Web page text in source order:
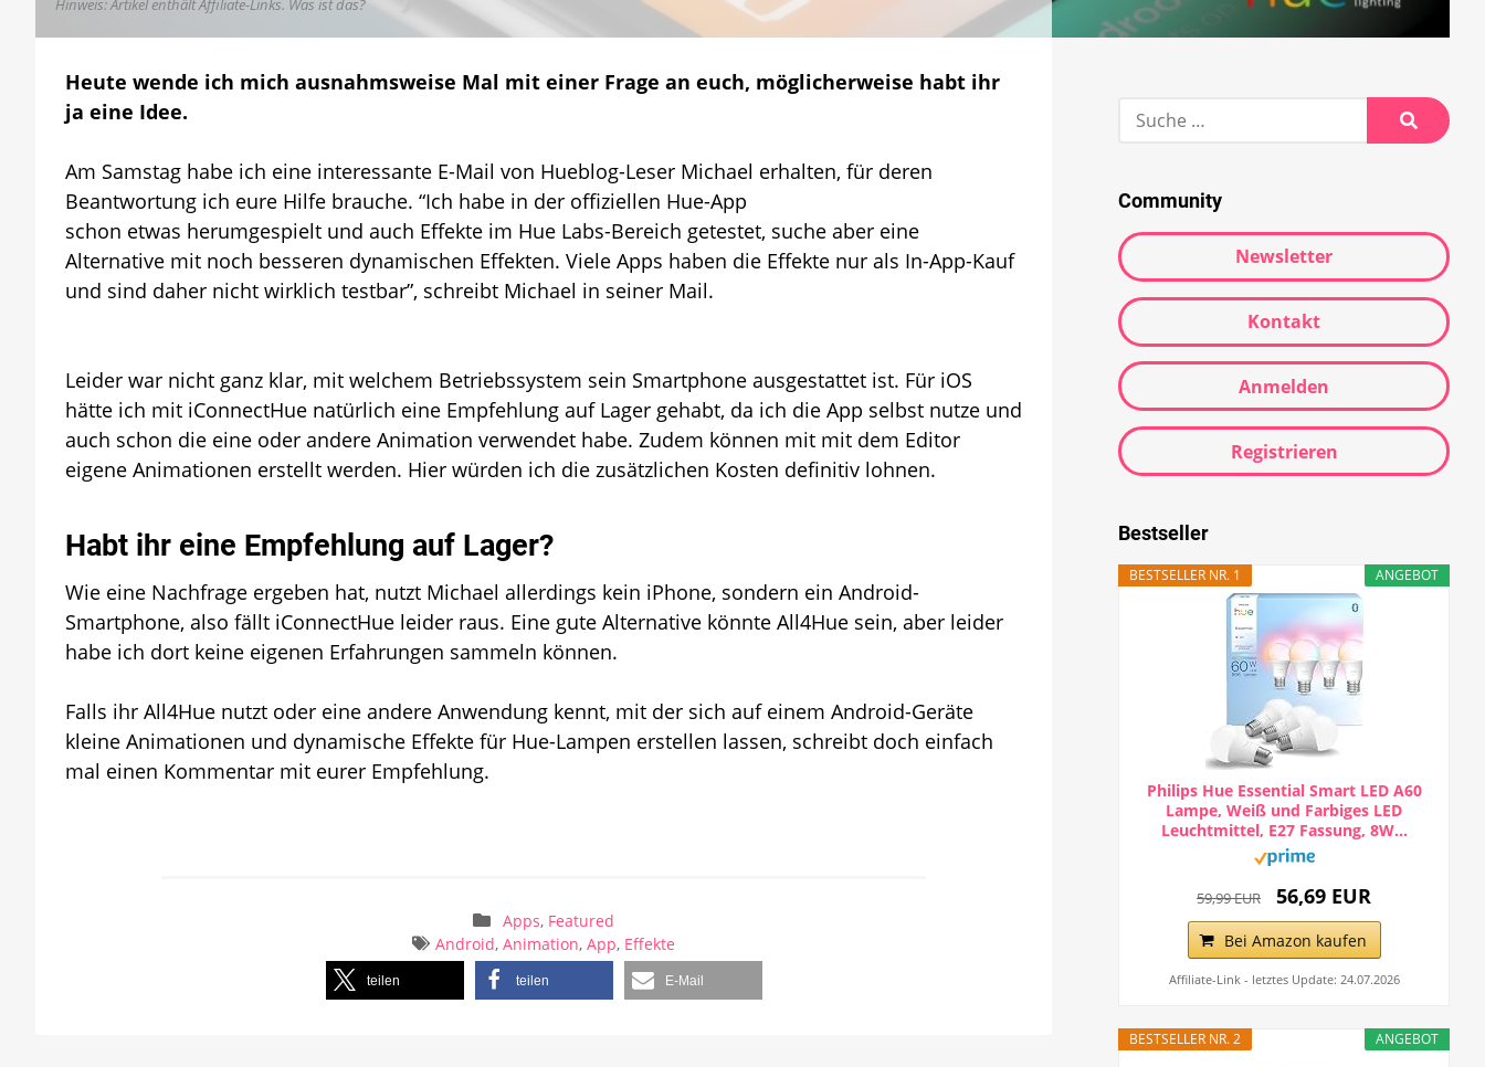
mit
für
Hinweis: Artikel enthält Affiliate-Links. Was ist das?
Heute wende ich mich ausnahmsweise Mal mit einer Frage an euch, möglicherweise habt ihr
ja eine Idee.
Am Samstag habe ich eine interessante E-Mail von Hueblog-Leser Michael erhalten, für deren
Beantwortung ich eure Hilfe brauche. “Ich habe in der offiziellen Hue-App
schon etwas herumgespielt und auch Effekte im Hue Labs-Bereich getestet, suche aber eine
Alternative mit noch besseren dynamischen Effekten. Viele Apps haben die Effekte nur als In-App-Kauf
und sind daher nicht wirklich testbar”, schreibt Michael in seiner Mail.
Leider war nicht ganz klar, mit welchem Betriebssystem sein Smartphone ausgestattet ist. Für iOS
hätte ich mit iConnectHue natürlich eine Empfehlung auf Lager gehabt, da ich die App selbst nutze und
auch schon die eine oder andere Animation verwendet habe. Zudem können mit mit dem Editor
eigene Animationen erstellt werden. Hier würden ich die zusätzlichen Kosten definitiv lohnen.
Habt ihr eine Empfehlung auf Lager?
Wie eine Nachfrage ergeben hat, nutzt Michael allerdings kein iPhone, sondern ein Android-
Smartphone, also fällt iConnectHue leider raus. Eine gute Alternative könnte All4Hue sein, aber leider
habe ich dort keine eigenen Erfahrungen sammeln können.
Falls ihr All4Hue nutzt oder eine andere Anwendung kennt, mit der sich auf einem Android-Geräte
kleine Animationen und dynamische Effekte für Hue-Lampen erstellen lassen, schreibt doch einfach
mal einen Kommentar mit eurer Empfehlung.
Apps, Featured
Android,Animation,App, Effekte
teilen teilen E-Mail
Suche
Suche
Community
Newsletter
Kontakt
Anmelden
Registrieren
Bestseller
ANGEBOT
BESTSELLER NR. 1
Philips Hue Essential Smart LED A60
Lampe, Weiß und Farbiges LED
Leuchtmittel, E27 Fassung, 8W...
59,99 EUR 56,69 EUR
Bei Amazon kaufen
Affiliate-Link - letztes Update: 24.07.2026
ANGEBOT
BESTSELLER NR. 2